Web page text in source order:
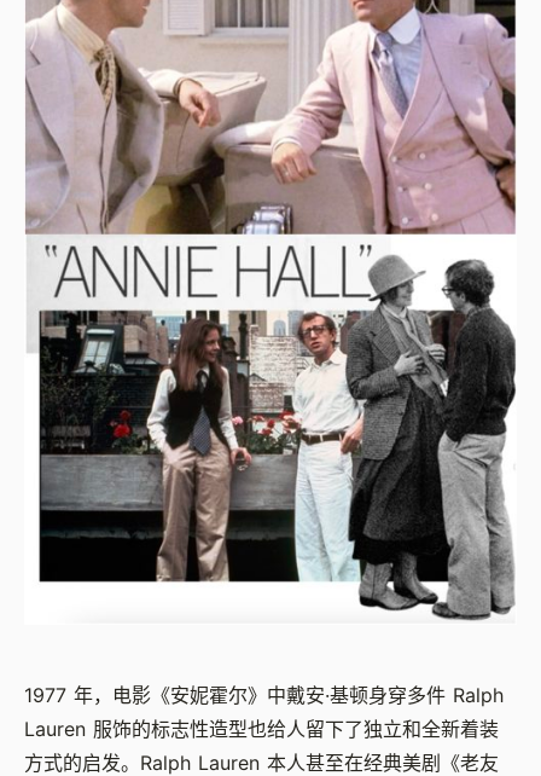
1977 年，电影《安妮霍尔》中戴安·基顿身穿多件 Ralph
Lauren 服饰的标志性造型也给人留下了独立和全新着装
方式的启发。Ralph Lauren 本人甚至在经典美剧《老友